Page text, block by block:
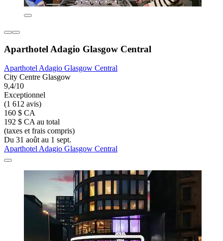
Aparthotel Adagio Glasgow Central
Aparthotel Adagio Glasgow Central
City Centre Glasgow
9,4/10
Exceptionnel
(1 612 avis)
160 $ CA
192 $ CA au total
(taxes et frais compris)
Du 31 août au 1 sept.
Aparthotel Adagio Glasgow Central